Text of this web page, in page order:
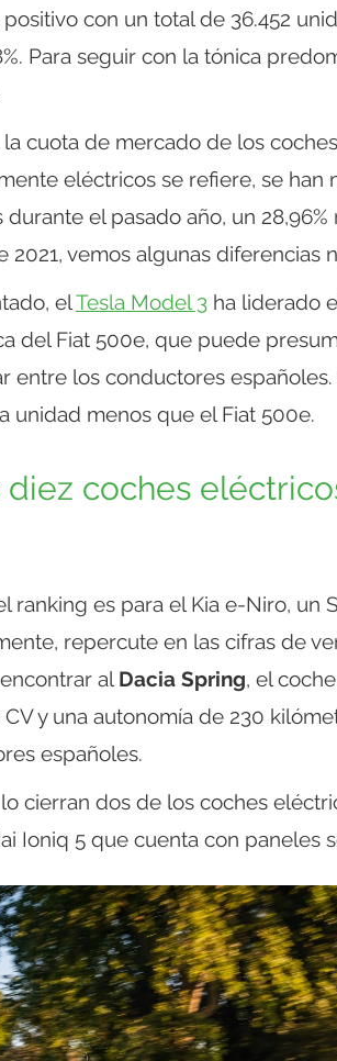
con un total de 36.452
Para seguir con la tónica
cuota de mercado de los
eléctricos se refiere, se han
el pasado año, un
2021, vemos algunas diferencias
elTesla Model 3 ha liderado
del Fiat 500e, que puede
entre los conductores
unidad menos que el Fiat 500e.
diez coches
ranking es para el Kia e-Niro, un
repercute en las cifras de
al Dacia Spring, el
y una autonomía de 230
españoles.
cierran dos de los coches
Ioniq 5 que cuenta con paneles